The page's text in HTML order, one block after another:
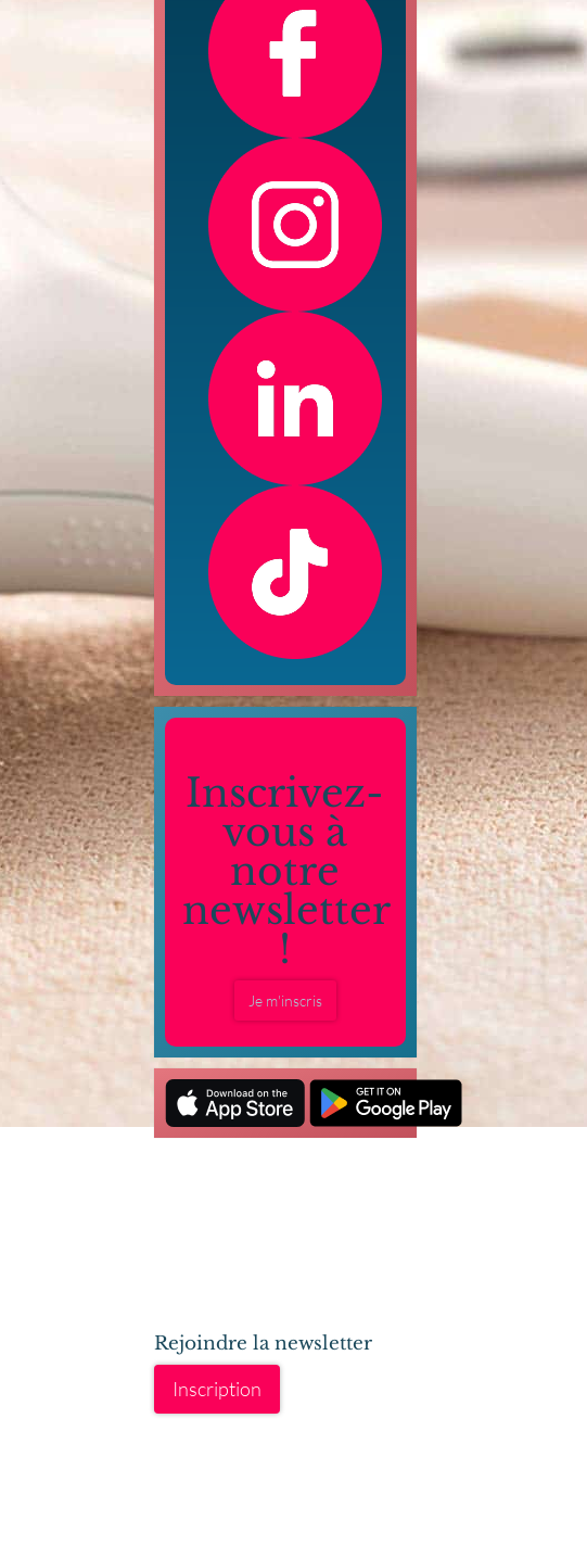
Inscrivez-
vous à
notre
newsletter
!
Je m'inscris
Rejoindre la newsletter
Inscription